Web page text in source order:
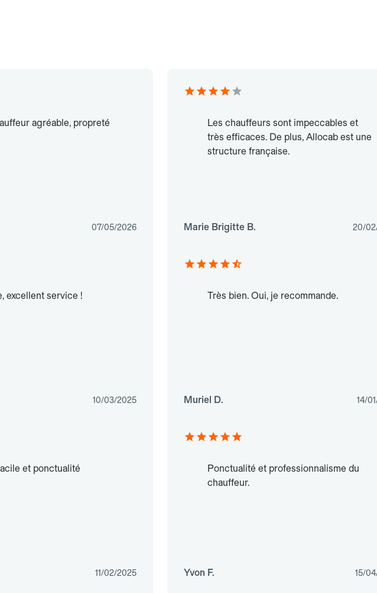
agréable, propreté
07/05/2026
Les chauffeurs sont impeccables et
très efficaces. De plus, Allocab est une
structure française.
Marie Brigitte B. 20/
excellent service !
10/03/2025
Très bien. Oui, je recommande.
Muriel D. 14/
et ponctualité
11/02/2025
Ponctualité et professionnalisme du
chauffeur.
Yvon F. 15/